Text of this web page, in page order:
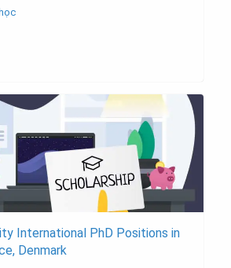
International PhD Positions in
Denmark